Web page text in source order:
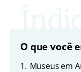
O que você
1. Museus em